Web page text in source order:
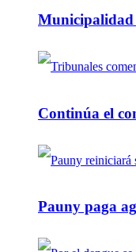
Municipalidad
Continúa el
Pauny paga